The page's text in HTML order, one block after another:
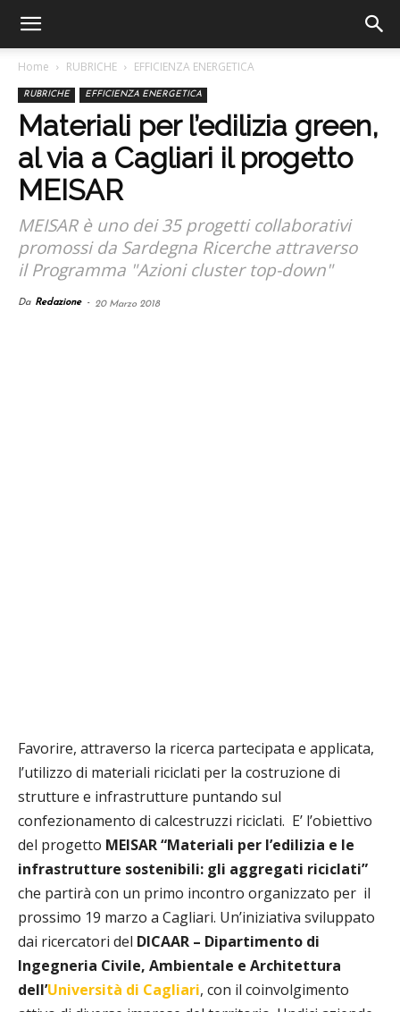
Home RUBRICHE EFFICIENZA ENERGETICA
RUBRICHE EFFICIENZA ENERGETICA
Materiali per l’edilizia green,
al via a Cagliari il progetto
MEISAR
MEISAR è uno dei 35 progetti collaborativi
promossi da Sardegna Ricerche attraverso
il Programma "Azioni cluster top-down"
Da Redazione - 20 Marzo 2018
Favorire, attraverso la ricerca partecipata e applicata,
l’utilizzo di materiali riciclati per la costruzione di
strutture e infrastrutture puntando sul
confezionamento di calcestruzzi riciclati. E’ l’obiettivo
del progetto MEISAR “Materiali per l’edilizia e le
infrastrutture sostenibili: gli aggregati riciclati”
che partirà con un primo incontro organizzato per il
prossimo 19 marzo a Cagliari. Un’iniziativa sviluppato
dai ricercatori del DICAAR – Dipartimento di
Ingegneria Civile, Ambientale e Architettura
dell’Università di Cagliari, con il coinvolgimento